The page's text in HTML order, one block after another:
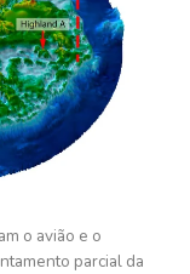
o avião e o
parcial da